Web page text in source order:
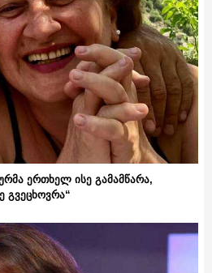
ერთხელ ისე გამამწარა,
გვეცხოვრა“